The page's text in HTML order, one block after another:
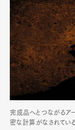
完成品へとつながるア
密な計算がなされて